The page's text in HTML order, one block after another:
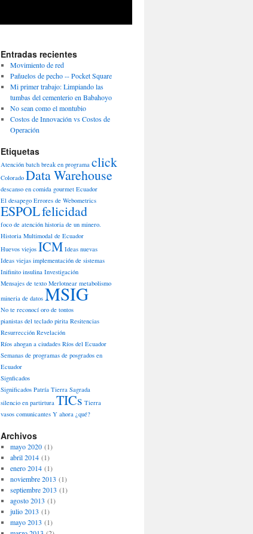
Entradas recientes
Movimiento de red
Pañuelos de pecho -- Pocket Square
Mi primer trabajo: Limpiando las
tumbas del cementerio en Babahoyo
No sean como el montubio
Costos de Innovación vs Costos de
Operación
Etiquetas
Atención batch break en programa click
Colorado Data Warehouse
descanso en comida gourmet Ecuador
El desapego Errores de Webometrics
ESPOLfelicidad
foco de atención historia de un minero.
Historia Multimodal de Ecuador
Huevos viejos ICM Ideas nuevas
Ideas viejas implementación de sistemas
Inifinito insulina Investigación
Mensajes de texto Merlotnear metabolismo
mineria de datos MSIG
No te reconocí oro de tontos
pianistas del teclado pirita Resitencias
Resurrección Revelación
Ríos ahogan a ciudades Ríos del Ecuador
Semanas de programas de posgrados en
Ecuador
Signficados
Significados Patría Tierra Sagrada
silencio en partirtura TICs Tierra
vasos comunicantes Y ahora ¿qué?
Archivos
mayo 2020(1)
abril 2014(1)
enero 2014(1)
noviembre 2013 (1)
septiembre 2013 (1)
agosto 2013 (1)
julio 2013 (1)
mayo 2013 (1)